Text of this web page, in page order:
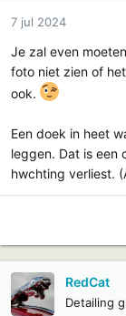
7 jul 2024
Je zal even
foto niet zien of
ook.
Een doek in heet
leggen. Dat is een
hwchting verliest.
RedCat
Detailing